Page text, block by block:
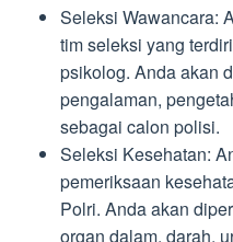
Seleksi Wawancara:
tim seleksi yang
psikolog. Anda akan
pengalaman,
sebagai calon polisi.
Seleksi Kesehatan:
pemeriksaan
Polri. Anda akan
organ dalam, darah,